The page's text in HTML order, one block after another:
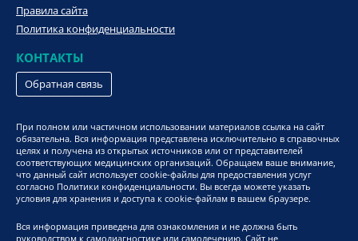
Правила сайта
Политика конфиденциальности
КОНТАКТЫ
Обратная связь
При полном или частичном использовании материалов ссылка на сайт
обязательна. Вся информация представлена исключительно в справочных
целях и получена из открытых источников или от представителей
соответствующих медицинских организаций. Обращаем ваше внимание,
что данный сайт использует cookie-файлы для предоставления услуг
согласно Политики конфиденциальности. Вы всегда можете указать
условия для хранения и доступа к cookie-файлам в вашем браузере.
Вся информация приведена для ознакомления и не должна быть
руководством к самодиагностике или самолечению. Сайт не